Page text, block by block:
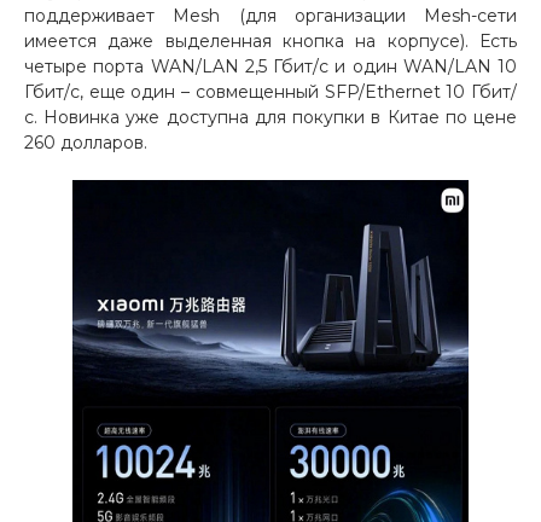
поддерживает Mesh (для организации Mesh-сети
имеется даже выделенная кнопка на корпусе). Есть
четыре порта WAN/LAN 2,5 Гбит/с и один WAN/LAN 10
Гбит/с, еще один – совмещенный SFP/Ethernet 10 Гбит/
с. Новинка уже доступна для покупки в Китае по цене
260 долларов.